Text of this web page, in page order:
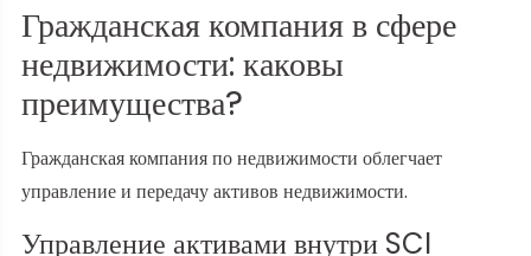
Гражданская компания в сфере
недвижимости: каковы
преимущества?
Гражданская компания по недвижимости облегчает
управление и передачу активов недвижимости.
Управление активами внутри SCI